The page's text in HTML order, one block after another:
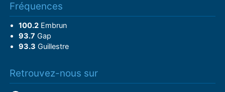
Fréquences
100.2Embrun
93.7 Gap
93.3 Guillestre
Retrouvez-nous sur